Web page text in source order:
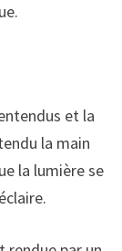
et la
la main
la lumière se